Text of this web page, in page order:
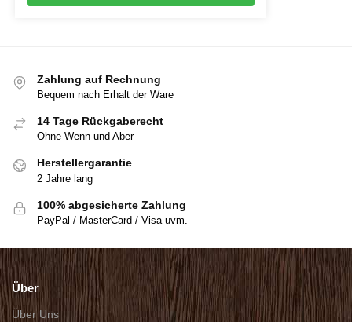
Zahlung auf Rechnung
Bequem nach Erhalt der Ware
14 Tage Rückgaberecht
Ohne Wenn und Aber
Herstellergarantie
2 Jahre lang
100% abgesicherte Zahlung
PayPal / MasterCard / Visa uvm.
Über
Über Uns